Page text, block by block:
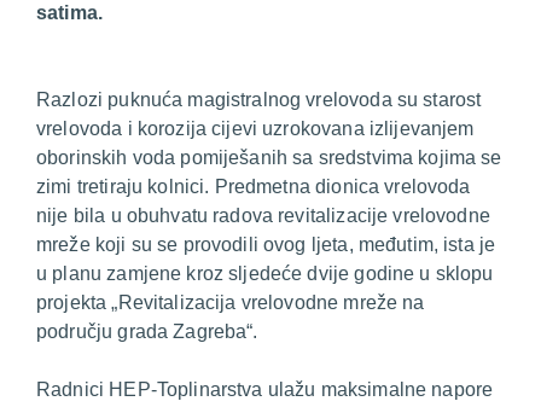
satima.
Razlozi puknuća magistralnog vrelovoda su starost
vrelovoda i korozija cijevi uzrokovana izlijevanjem
oborinskih voda pomiješanih sa sredstvima kojima se
zimi tretiraju kolnici. Predmetna dionica vrelovoda
nije bila u obuhvatu radova revitalizacije vrelovodne
mreže koji su se provodili ovog ljeta, međutim, ista je
u planu zamjene kroz sljedeće dvije godine u sklopu
projekta „Revitalizacija vrelovodne mreže na
području grada Zagreba“.
Radnici HEP-Toplinarstva ulažu maksimalne napore